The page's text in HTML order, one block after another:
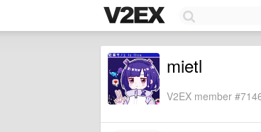
mietl
V2EX member